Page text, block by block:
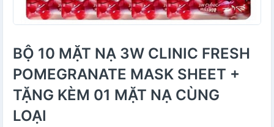
BỘ 10 MẶT NẠ 3W CLINIC FRESH
POMEGRANATE MASK SHEET +
TẶNG KÈM 01 MẶT NẠ CÙNG
LOẠI